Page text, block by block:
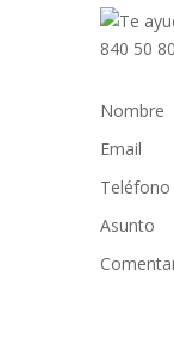
Nombre
Email
Teléfono
Asunto